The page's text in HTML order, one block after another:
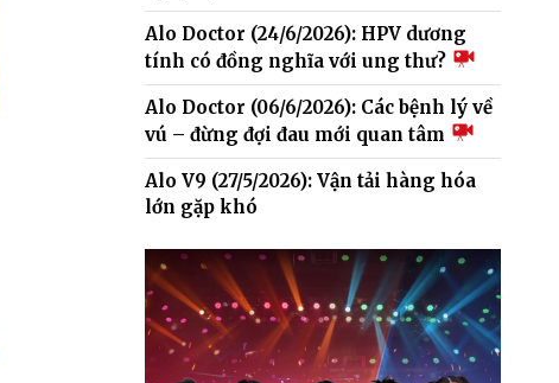
Alo Doctor (24/6/2026): HPV dương
tính có đồng nghĩa với ung thư?
Alo Doctor (06/6/2026): Các bệnh lý về
vú – đừng đợi đau mới quan tâm
Alo V9 (27/5/2026): Vận tải hàng hóa
lớn gặp khó